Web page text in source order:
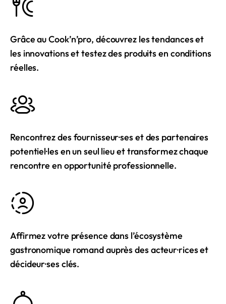
Grâce au Cook’n’pro, découvrez les tendances et
les innovations et testez des produits en conditions
réelles.
Rencontrez des fournisseur·ses et des partenaires
potentiel·les en un seul lieu et transformez chaque
rencontre en opportunité professionnelle.
Affirmez votre présence dans l’écosystème
gastronomique romand auprès des acteur·rices et
décideur·ses clés.